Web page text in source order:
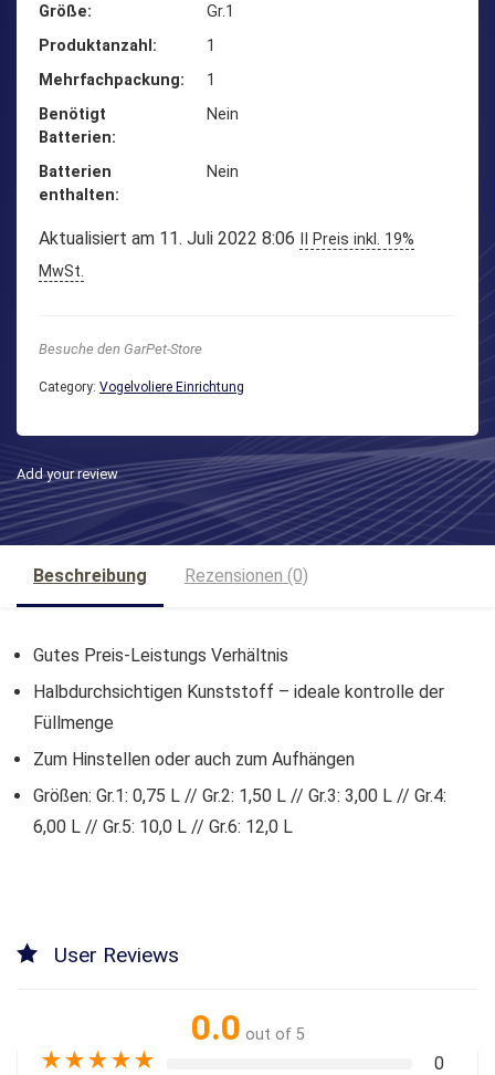
Größe
‎Gr.1
Produktanzahl
‎1
Mehrfachpackung
‎1
Benötigt
Batterien
‎Nein
Batterien
enthalten
‎Nein
Aktualisiert am 11. Juli 2022 8:06
II Preis inkl. 19%
MwSt.
Besuche den GarPet-Store
Category: Vogelvoliere Einrichtung
Add your review
Beschreibung Rezensionen (0)
Gutes Preis-Leistungs Verhältnis
Halbdurchsichtigen Kunststoff – ideale kontrolle der
Füllmenge
Zum Hinstellen oder auch zum Aufhängen
Größen: Gr.1: 0,75 L // Gr.2: 1,50 L // Gr.3: 3,00 L // Gr.4:
6,00 L // Gr.5: 10,0 L // Gr.6: 12,0 L
User Reviews
0.0 out of 5
★★★★★ 0